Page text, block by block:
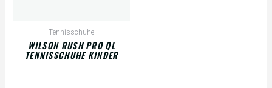
Tennisschuhe
WILSON RUSH PRO QL
TENNISSCHUHE KINDER